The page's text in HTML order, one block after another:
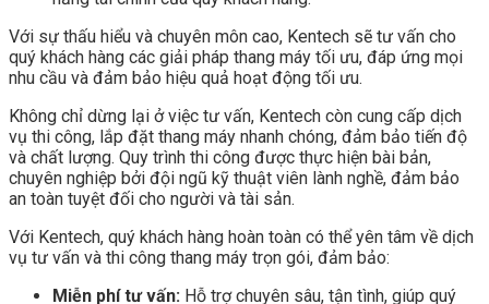
Với sự thấu hiểu và chuyên môn cao, Kentech sẽ tư vấn cho
quý khách hàng các giải pháp thang máy tối ưu, đáp ứng mọi
nhu cầu và đảm bảo hiệu quả hoạt động tối ưu.
Không chỉ dừng lại ở việc tư vấn, Kentech còn cung cấp dịch
vụ thi công, lắp đặt thang máy nhanh chóng, đảm bảo tiến độ
và chất lượng. Quy trình thi công được thực hiện bài bản,
chuyên nghiệp bởi đội ngũ kỹ thuật viên lành nghề, đảm bảo
an toàn tuyệt đối cho người và tài sản.
Với Kentech, quý khách hàng hoàn toàn có thể yên tâm về dịch
vụ tư vấn và thi công thang máy trọn gói, đảm bảo:
Miễn phí tư vấn: Hỗ trợ chuyên sâu, tận tình, giúp quý